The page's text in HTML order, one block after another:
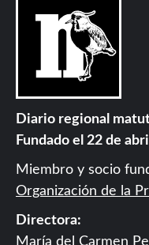
Diario regional
Fundado el 22 de
Miembro y socio
Organización de la
Directora:
María del Carmen